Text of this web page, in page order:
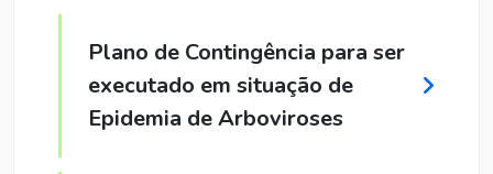
Plano de Contingência para ser
executado em situação de
Epidemia de Arboviroses